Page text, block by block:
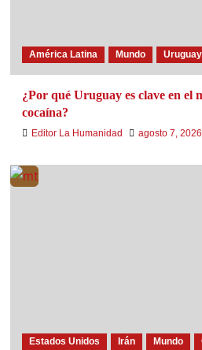
América Latina Mundo Uruguay
¿Por qué Uruguay es clave en el
cocaína?
Editor La Humanidad agosto 7, 2026
Estados Unidos Irán Mundo